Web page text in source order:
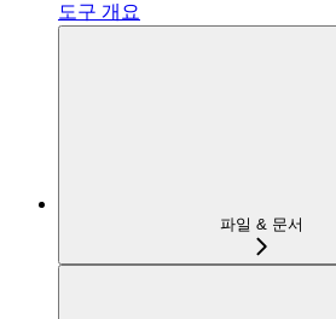
도구 개요
파일 & 문서